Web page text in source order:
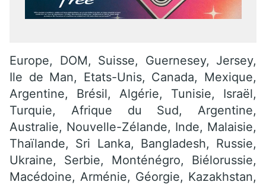
Europe, DOM, Suisse, Guernesey, Jersey,
Ile de Man, Etats-Unis, Canada, Mexique,
Argentine, Brésil, Algérie, Tunisie, Israël,
Turquie, Afrique du Sud, Argentine,
Australie, Nouvelle-Zélande, Inde, Malaisie,
Thaïlande, Sri Lanka, Bangladesh, Russie,
Ukraine, Serbie, Monténégro, Biélorussie,
Macédoine, Arménie, Géorgie, Kazakhstan,